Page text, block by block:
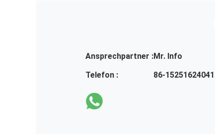
Ansprechpartner :Mr. Info
Telefon :
86-15251624041